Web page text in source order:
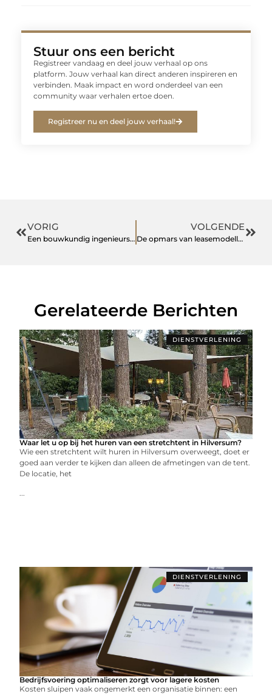
Stuur ons een bericht
Registreer vandaag en deel jouw verhaal op ons
platform. Jouw verhaal kan direct anderen inspireren en
verbinden. Maak impact en word onderdeel van een
community waar verhalen ertoe doen.
Registreer nu en deel jouw verhaal!
VORIG
Een bouwkundig ingenieursbureau als stabiele fundering
VOLGENDE
De opmars van leasemodellen in de Nederlandse industrie
Gerelateerde Berichten
DIENSTVERLENING
Waar let u op bij het huren van een stretchtent in Hilversum?
Wie een stretchtent wilt huren in Hilversum overweegt, doet er
goed aan verder te kijken dan alleen de afmetingen van de tent.
De locatie, het
...
DIENSTVERLENING
Bedrijfsvoering optimaliseren zorgt voor lagere kosten
Kosten sluipen vaak ongemerkt een organisatie binnen: een